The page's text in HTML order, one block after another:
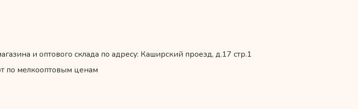
и оптового склада по адресу: Каширский проезд, д.17 стр.1
по мелкооптовым ценам